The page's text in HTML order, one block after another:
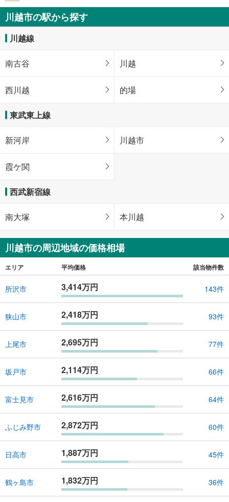
川越市の駅から探す
川越線
南古谷 川越
西川越 的場
東武東上線
新河岸 川越市
霞ケ関
西武新宿線
南大塚 本川越
川越市の周辺地域の価格相場
エリア 平均価格 該当物件数
所沢市 3,414万円 143件
狭山市 2,418万円 93件
上尾市 2,695万円 77件
坂戸市 2,114万円 66件
富士見市 2,616万円 64件
ふじみ野市 2,872万円 60件
日高市 1,887万円 45件
鶴ヶ島市 1,832万円 36件